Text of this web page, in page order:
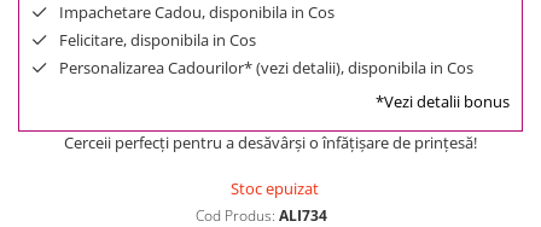
Impachetare Cadou, disponibila in Cos
Felicitare, disponibila in Cos
Personalizarea Cadourilor* (vezi detalii), disponibila in Cos
*Vezi detalii bonus
Cerceii perfecţi pentru a desăvârşi o înfăţişare de prinţesă!
Stoc epuizat
Cod Produs: ALI734